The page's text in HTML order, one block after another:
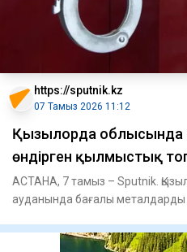
https://sputnik.kz
07 Тамыз 2026 11:12
Қызылорда облысында
өндірген қылмыстық
АСТАНА, 7 тамыз – Sputnik.
ауданында бағалы металдарды